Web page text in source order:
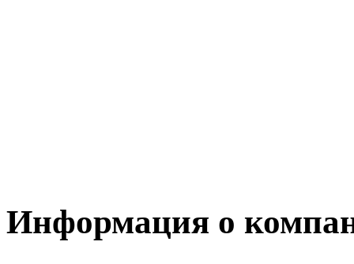
Информация о